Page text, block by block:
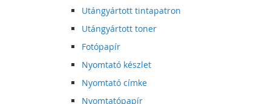
Utángyártott tintapatron
Utángyártott toner
Fotópapír
Nyomtató készlet
Nyomtató címke
Nyomtatópapír